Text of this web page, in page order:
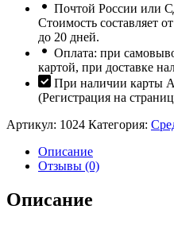
Почтой России или
Стоимость составляет
до 20 дней.
Оплата: при
картой, при доставке
При наличии карты
(Регистрация на
Артикул: 1024 Категория:
Описание
Отзывы (0)
Описание